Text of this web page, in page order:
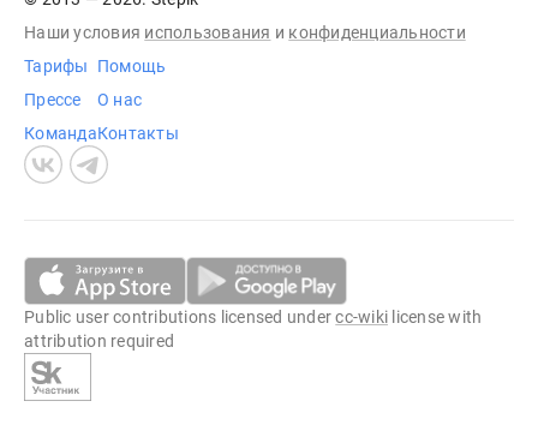
Наши условия использования и конфиденциальности
Тарифы
Прессе
Команда
Помощь
О нас
Контакты
Public user contributions licensed undercc-wiki license with
attribution required